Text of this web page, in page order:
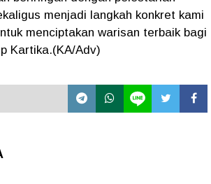
menjadi langkah konkret kami
menciptakan warisan terbaik bagi
Kartika.(KA/Adv)